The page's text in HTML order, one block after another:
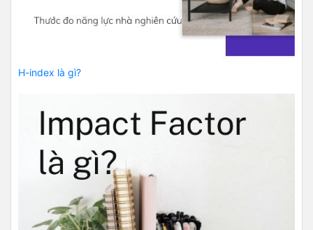
H-index là gì?